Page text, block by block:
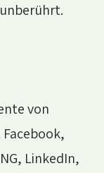
von
LinkedIn,